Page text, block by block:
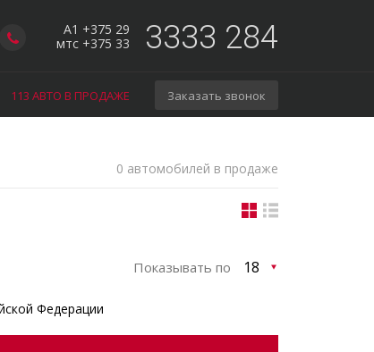
A1 +375 29
мтс +375 33
3333 284
113 АВТО В ПРОДАЖЕ Заказать звонок
0 автомобилей в продаже
Показывать по
Федерации